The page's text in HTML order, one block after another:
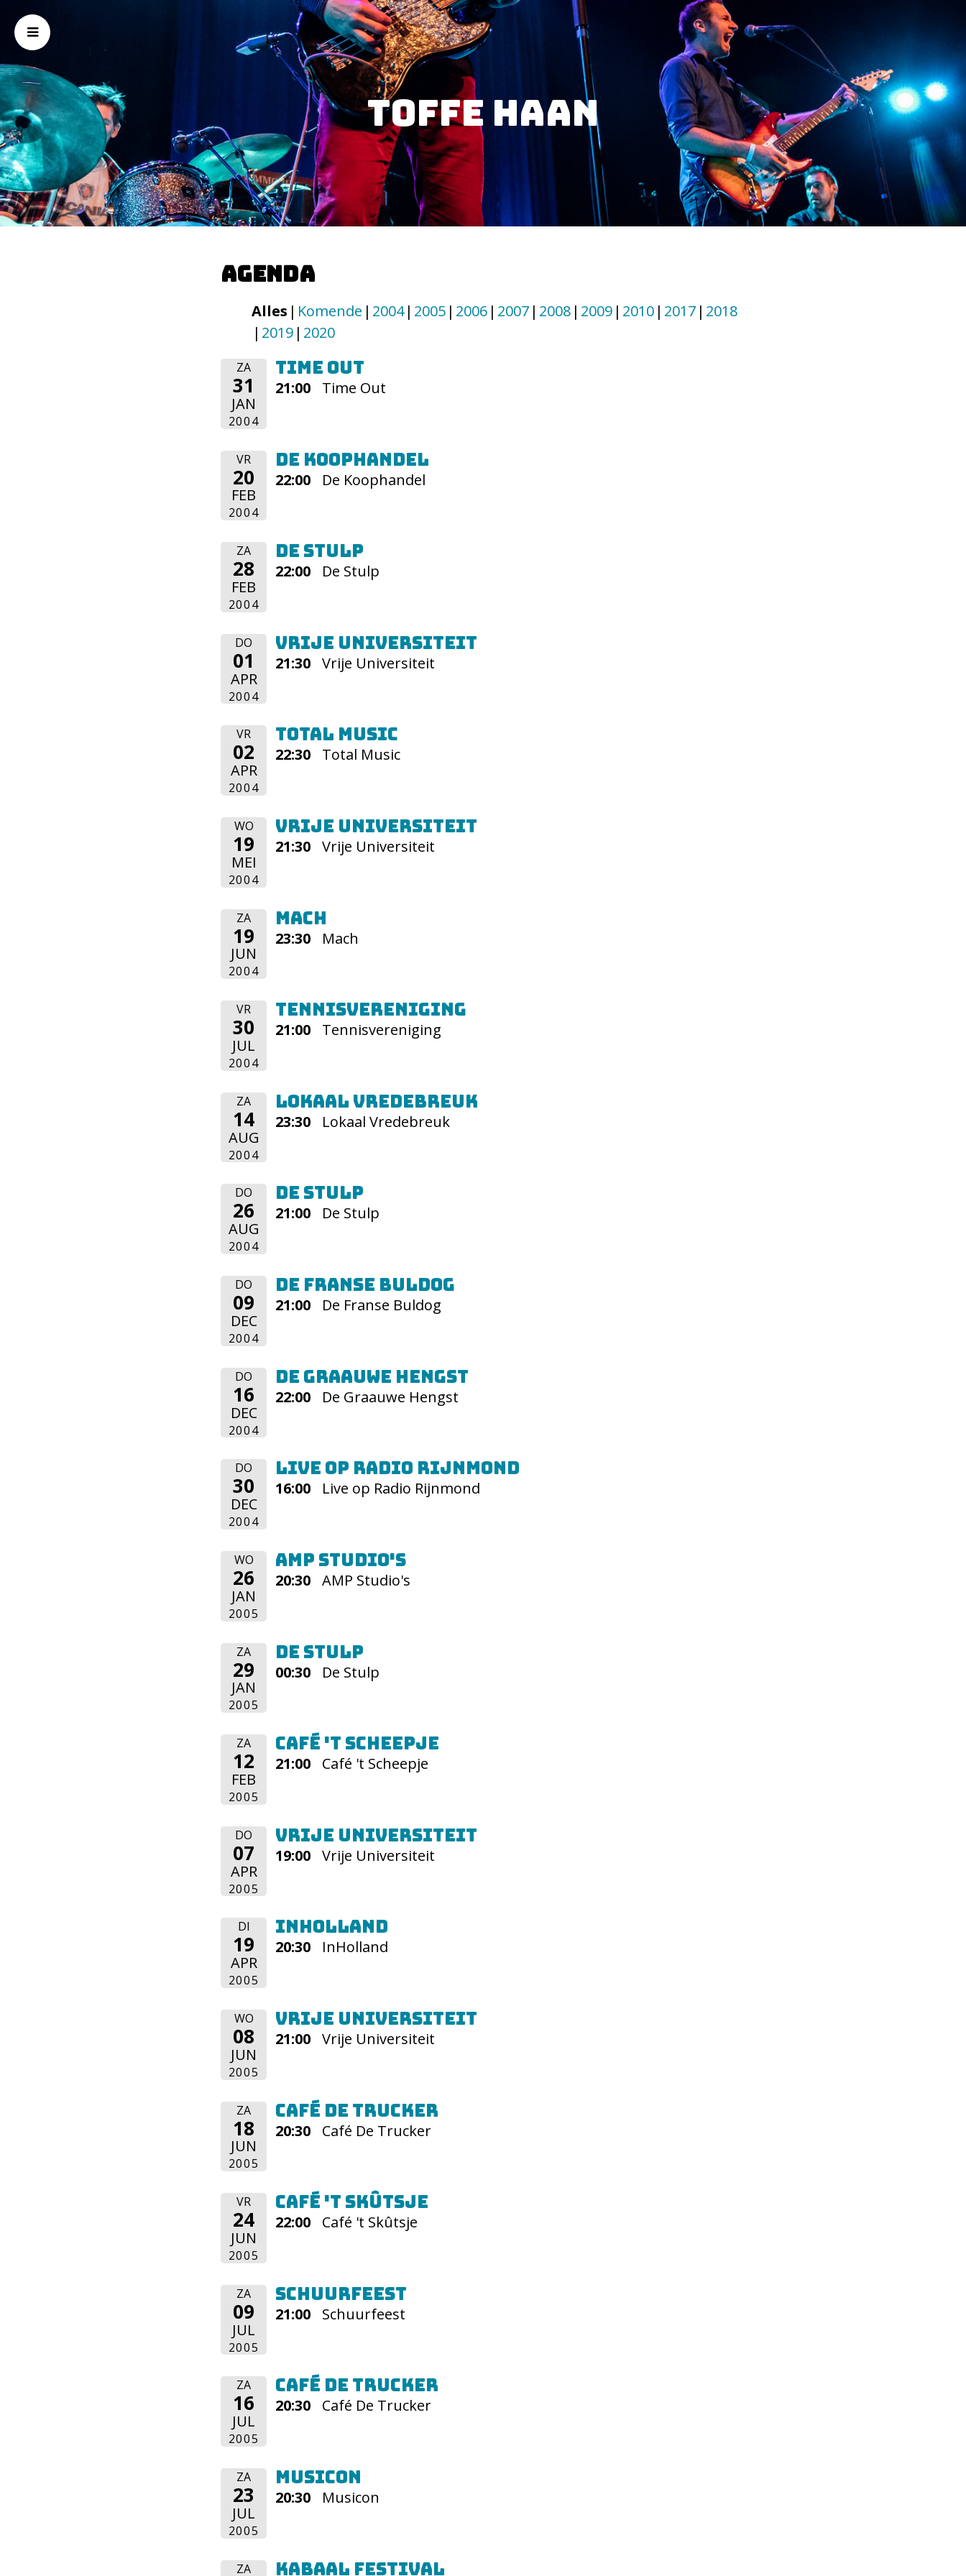
Toffe Haan
Agenda
Alles Komende 2004 2005 2006 2007 2008 2009 2010 2017 2018
2019 2020
ZA
31
JAN
2004
Time Out
21:00 Time Out
VR
20
FEB
2004
De Koophandel
22:00 De Koophandel
ZA
28
FEB
2004
De Stulp
22:00 De Stulp
DO
01
APR
2004
Vrije Universiteit
21:30 Vrije Universiteit
VR
02
APR
2004
Total Music
22:30 Total Music
WO
19
MEI
2004
Vrije Universiteit
21:30 Vrije Universiteit
ZA
19
JUN
2004
Mach
23:30 Mach
VR
30
JUL
2004
Tennisvereniging
21:00 Tennisvereniging
ZA
14
AUG
2004
Lokaal Vredebreuk
23:30 Lokaal Vredebreuk
DO
26
AUG
2004
De Stulp
21:00 De Stulp
DO
09
DEC
2004
De Franse Buldog
21:00 De Franse Buldog
DO
16
DEC
2004
De Graauwe Hengst
22:00 De Graauwe Hengst
DO
30
DEC
2004
Live op Radio Rijnmond
16:00 Live op Radio Rijnmond
WO
26
JAN
2005
AMP Studio's
20:30 AMP Studio's
ZA
29
JAN
2005
De Stulp
00:30 De Stulp
ZA
12
FEB
2005
Café 't Scheepje
21:00 Café 't Scheepje
DO
07
APR
2005
Vrije Universiteit
19:00 Vrije Universiteit
DI
19
APR
2005
InHolland
20:30 InHolland
WO
08
JUN
2005
Vrije Universiteit
21:00 Vrije Universiteit
ZA
18
JUN
2005
Café De Trucker
20:30 Café De Trucker
VR
24
JUN
2005
Café 't Skûtsje
22:00 Café 't Skûtsje
ZA
09
JUL
2005
Schuurfeest
21:00 Schuurfeest
ZA
16
JUL
2005
Café De Trucker
20:30 Café De Trucker
ZA
23
JUL
2005
Musicon
20:30 Musicon
ZA KABAAL festival